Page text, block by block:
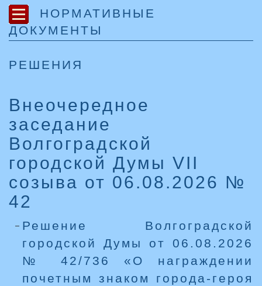
НОРМАТИВНЫЕ
ДОКУМЕНТЫ
РЕШЕНИЯ
Внеочередное
заседание
Волгоградской
городской Думы VII
созыва от 06.08.2026 №
42
Решение Волгоградской
городской Думы от 06.08.2026
№ 42/736 «О награждении
почетным знаком города-героя